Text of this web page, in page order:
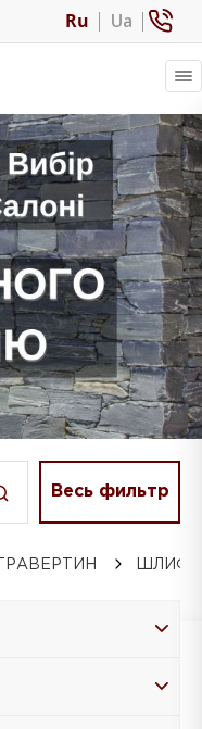
Ru Ua
Весь фильтр
ТРАВЕРТИН